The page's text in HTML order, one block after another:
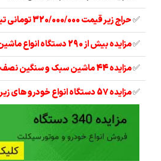
✅حراج زیر قیمت 320/000/000 تومانی تیبا 2 مدل 97
✅مزایده بیش از 290 دستگاه انواع ماشین آلات
✅مزایده 44 ماشین سبک و سنگین نصف قیمت
✅مزایده 57 دستگاه انواع خودرو های زیر قیمت